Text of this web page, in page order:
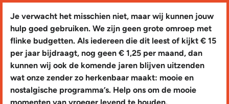
Je verwacht het misschien niet, maar wij kunnen jouw
hulp goed gebruiken. We zijn geen grote omroep met
flinke budgetten. Als iedereen die dit leest of kijkt € 15
per jaar bijdraagt, nog geen € 1,25 per maand, dan
kunnen wij ook de komende jaren blijven uitzenden
wat onze zender zo herkenbaar maakt: mooie en
nostalgische programma’s. Help ons om de mooie
momenten van vroeger levend te houden.